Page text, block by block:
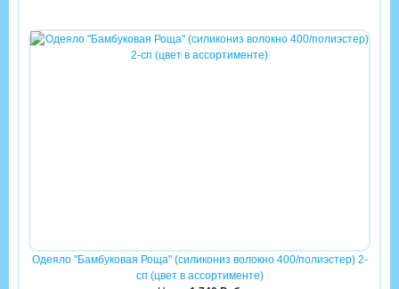
Одеяло "Бамбуковая Роща" (силикониз волокно 400/полиэстер) 2-
сп (цвет в ассортименте)